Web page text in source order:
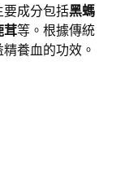
成分包括黑螞
茸等。根據傳統
養血的功效。